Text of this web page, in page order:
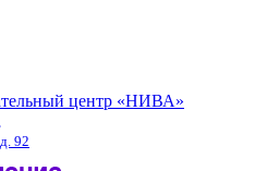
центр «НИВА»
92